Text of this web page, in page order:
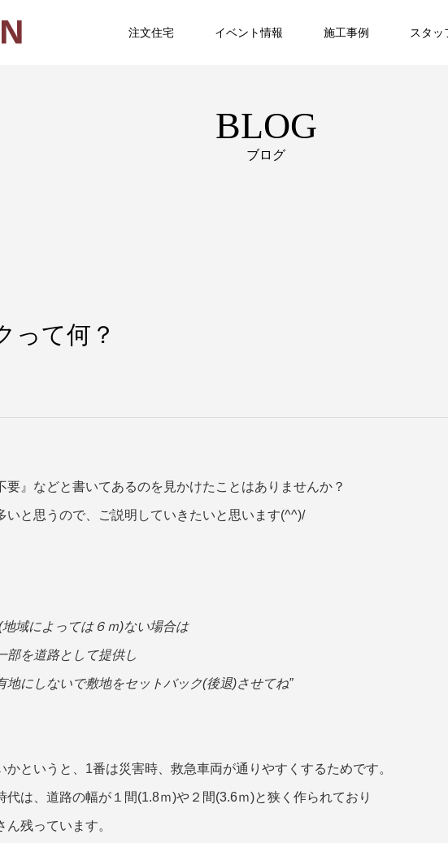
注文住宅 イベント情報 施工事例 スタッ
BLOG
ブログ
って何？
要』などと書いてあるのを見かけたことはありませんか？
いと思うので、ご説明していきたいと思います(^^)/
域によっては６ｍ)ない場合は
部を道路として提供し
にしないで敷地をセットバック(後退)させてね”
というと、1番は災害時、救急車両が通りやすくするためです。
は、道路の幅が１間(1.8ｍ)や２間(3.6ｍ)と狭く作られており
残っています。